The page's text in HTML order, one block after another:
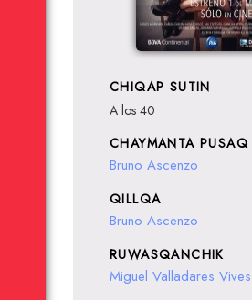
CHIQAP SUTIN
A los 40
CHAYMANTA PUSAQ
Bruno Ascenzo
QILLQA
Bruno Ascenzo
RUWASQANCHIK
Miguel Valladares Vives